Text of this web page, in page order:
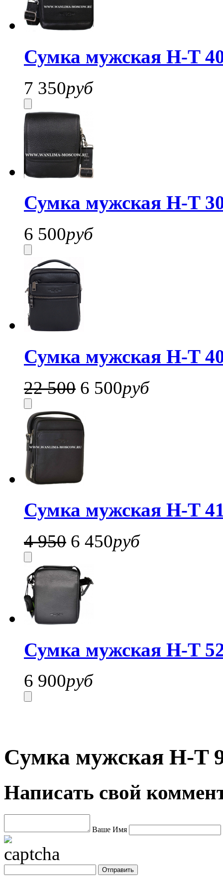
Сумка мужская H-T
7 350руб
Сумка мужская H-T
6 500руб
Сумка мужская H-T
22 500 6 500руб
Сумка мужская H-T
4 950 6 450руб
Сумка мужская H-T
6 900руб
Сумка мужская H-T
Написать свой
Ваше Имя